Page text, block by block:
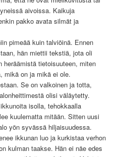
aivoissa. Kaikuja
pakko avata silmät ja
pimeää kuin talviöinä. Ennen
hän miettii tekstiä, jota oli
heräämistä tietoisuuteen, miten
mikä on ja mikä ei ole.
Se on valkoinen ja totta,
olisi väläytetty.
isolla, tehokkaalla
kuulematta mitään. Sitten uusi
yön syvässä hiljaisuudessa.
ikkunan luo ja kurkistaa verhon
kulman taakse. Hän ei näe edes